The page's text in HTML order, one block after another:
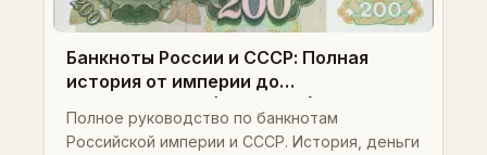
Банкноты России и СССР: Полная
история от империи до
Полное руководство по банкнотам
Российской империи и СССР. История, деньги